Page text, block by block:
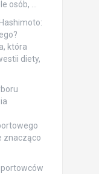
osób, …
która
diety,
znacząco